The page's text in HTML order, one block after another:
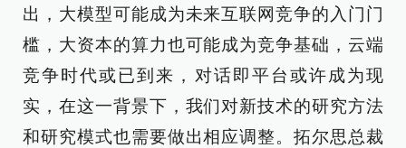
出，大模型可能成为未来互联网竞争的入门门
槛，大资本的算力也可能成为竞争基础，云端
竞争时代或已到来，对话即平台或许成为现
实，在这一背景下，我们对新技术的研究方法
和研究模式也需要做出相应调整。拓尔思总裁